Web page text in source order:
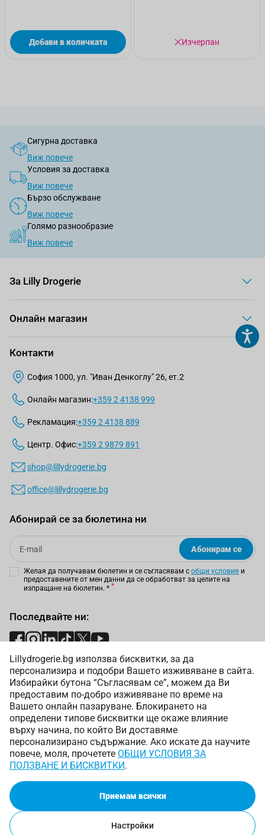
Lillydrogerie.bg използва бисквитки, за да
персонализира и подобри Вашето изживяване в сайта.
Избирайки бутона “Съгласявам се”, можем да Ви
предоставим по-добро изживяване по време на
Вашето онлайн пазаруване. Блокирането на
определени типове бисквитки ще окаже влияние
върху начина, по който Ви доставяме
персонализирано съдържание. Ако искате да научите
повече, моля, прочетете ОБЩИ УСЛОВИЯ ЗА
ПОЛЗВАНЕ И БИСКВИТКИ.
Приемам всички
Настройки
Добави в количката Изчерпан
Сигурна доставка
Виж повече
Условия за доставка
Виж повече
Бързо обслужване
Виж повече
Голямо разнообразие
Виж повече
За Lilly Drogerie
Онлайн магазин
Контакти
София 1000, ул. "Иван Денкоглу" 26, ет.2
Онлайн магазин:+359 2 4138 999
Рекламация:+359 2 4138 889
Центр. Офис:+359 2 9879 891
shop@lillydrogerie.bg
office@lillydrogerie.bg
Абонирай се за бюлетина ни
Email
Абонирам се
Желая да получавам бюлетин и се съгласявам с общи условия и
предоставените от мен данни да се обработват за целите на
изпращане на бюлетин. *
Последвайте ни:
Начини на плащане:
Начини на доставка:
Copyright © 2025 Лили Дрогерие ЕООД. Всички права
запазени.
Онлайн магазин от